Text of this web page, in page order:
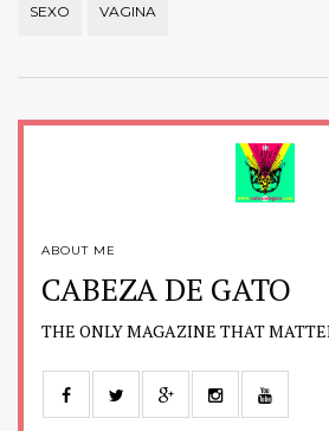
SEXO VAGINA
ABOUT ME
CABEZA DE GATO
THE ONLY MAGAZINE THAT